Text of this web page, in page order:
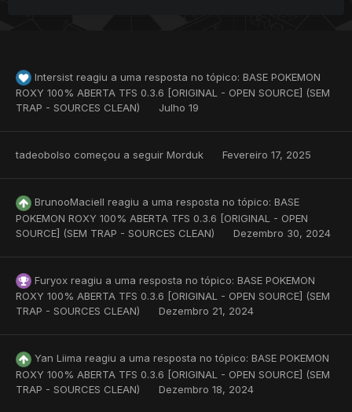
Intersist reagiu a uma resposta no tópico: BASE POKEMON
ROXY 100% ABERTA TFS 0.3.6 [ORIGINAL - OPEN SOURCE] (SEM
TRAP - SOURCES CLEAN)
Julho 19
tadeobolso começou a seguir Morduk Fevereiro 17, 2025
BrunooMaciell reagiu a uma resposta no tópico: BASE
POKEMON ROXY 100% ABERTA TFS 0.3.6 [ORIGINAL - OPEN
SOURCE] (SEM TRAP - SOURCES CLEAN)
Dezembro 30, 2024
Furyox reagiu a uma resposta no tópico: BASE POKEMON
ROXY 100% ABERTA TFS 0.3.6 [ORIGINAL - OPEN SOURCE] (SEM
TRAP - SOURCES CLEAN)
Dezembro 21, 2024
Yan Liima reagiu a uma resposta no tópico: BASE POKEMON
ROXY 100% ABERTA TFS 0.3.6 [ORIGINAL - OPEN SOURCE] (SEM
TRAP - SOURCES CLEAN)
Dezembro 18, 2024